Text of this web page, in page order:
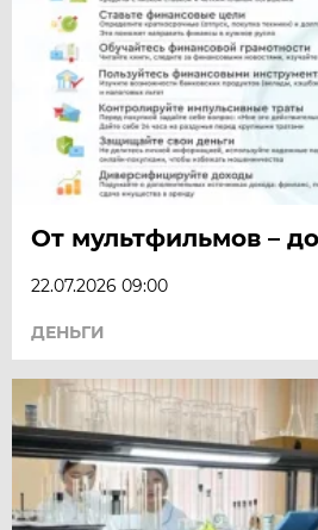
От мультфильмов –
22.07.2026 09:00
ДЕНЬГИ